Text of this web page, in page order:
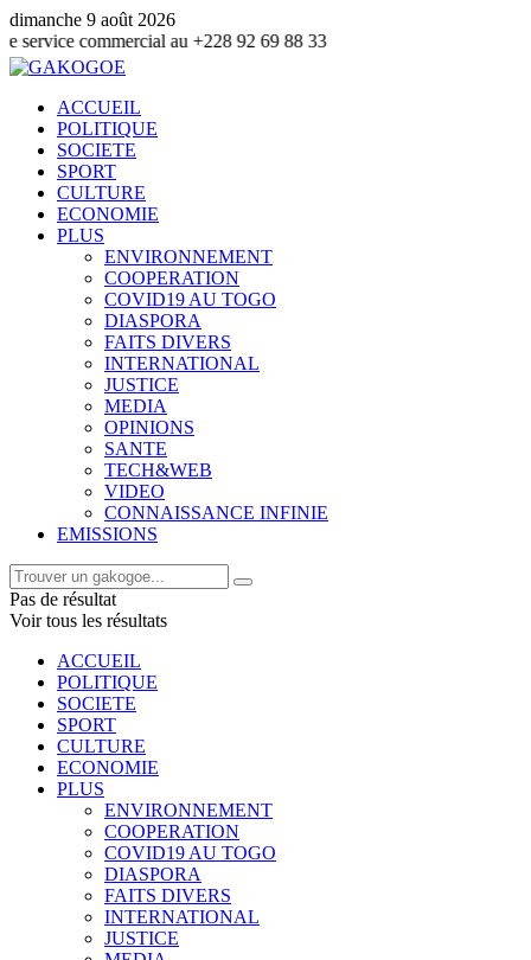
dimanche 9 août 2026
au +228 92 69 88 33
ACCUEIL
POLITIQUE
SOCIETE
SPORT
CULTURE
ECONOMIE
PLUS
ENVIRONNEMENT
COOPERATION
COVID19 AU TOGO
DIASPORA
FAITS DIVERS
INTERNATIONAL
JUSTICE
MEDIA
OPINIONS
SANTE
TECH&WEB
VIDEO
CONNAISSANCE INFINIE
EMISSIONS
Pas de résultat
Voir tous les résultats
ACCUEIL
POLITIQUE
SOCIETE
SPORT
CULTURE
ECONOMIE
PLUS
ENVIRONNEMENT
COOPERATION
COVID19 AU TOGO
DIASPORA
FAITS DIVERS
INTERNATIONAL
JUSTICE